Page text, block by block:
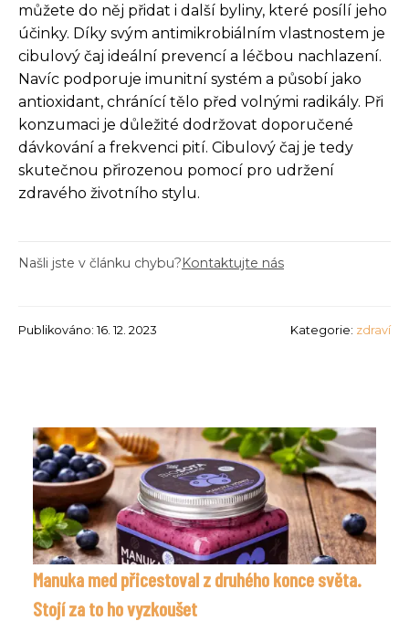
můžete do něj přidat i další byliny, které posílí jeho
účinky. Díky svým antimikrobiálním vlastnostem je
cibulový čaj ideální prevencí a léčbou nachlazení.
Navíc podporuje imunitní systém a působí jako
antioxidant, chránící tělo před volnými radikály. Při
konzumaci je důležité dodržovat doporučené
dávkování a frekvenci pití. Cibulový čaj je tedy
skutečnou přirozenou pomocí pro udržení
zdravého životního stylu.
Našli jste v článku chybu?Kontaktujte nás
Publikováno: 16. 12. 2023 Kategorie: zdraví
Manuka med přicestoval z druhého konce světa.
Stojí za to ho vyzkoušet